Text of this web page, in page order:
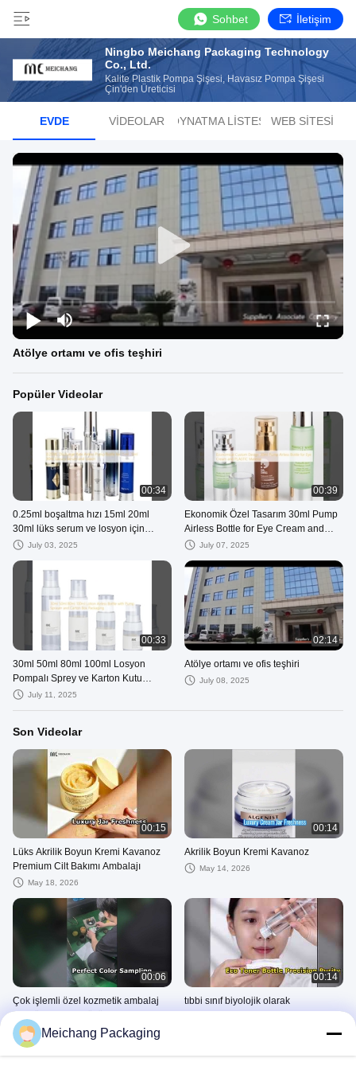
Sohbet İletişim
Ningbo Meichang Packaging Technology
Co., Ltd.
Kalite Plastik Pompa Şişesi, Havasız Pompa Şişesi
Çin'den Üreticisi
EVDE VIDEOLAR OYNATMA LISTESI WEB SITESI
Atölye ortamı ve ofis teşhiri
Popüler Videolar
00:34
0.25ml boşaltma hızı 15ml 20ml
30ml lüks serum ve losyon için
havasız pompa şişesi
July 03, 2025
00:39
Ekonomik Özel Tasarım 30ml Pump
Airless Bottle for Eye Cream and
PLASTIC Material
July 07, 2025
00:33
30ml 50ml 80ml 100ml Losyon
Pompalı Sprey ve Karton Kutu
Ambalajlı Hava Almayan Şişe
July 11, 2025
02:14
Atölye ortamı ve ofis teşhiri
July 08, 2025
Son Videolar
00:15
Lüks Akrilik Boyun Kremi Kavanoz
Premium Cilt Bakımı Ambalajı
May 18, 2026
00:14
Akrilik Boyun Kremi Kavanoz
May 14, 2026
00:06
Çok işlemli özel kozmetik ambalaj
renk örnekleme çözümleri | Ningbo
Meichang
May 13, 2026
00:14
tıbbi sınıf biyolojik olarak
Meichang Packaging